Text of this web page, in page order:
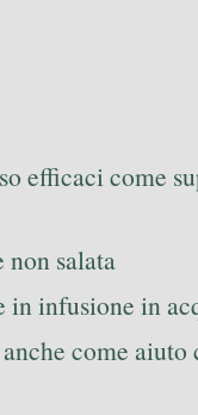
efficaci come
non salata
in infusione in
come